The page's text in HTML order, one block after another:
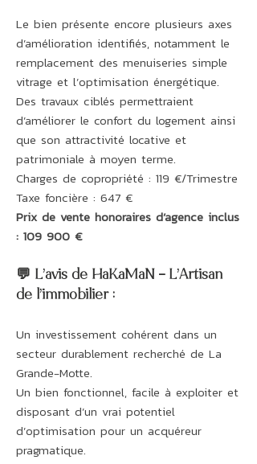
Le bien présente encore plusieurs axes
d’amélioration identifiés, notamment le
remplacement des menuiseries simple
vitrage et l’optimisation énergétique.
Des travaux ciblés permettraient
d’améliorer le confort du logement ainsi
que son attractivité locative et
patrimoniale à moyen terme.
Charges de copropriété : 119 €/Trimestre
Taxe foncière : 647 €
Prix de vente honoraires d’agence inclus
: 109 900 €
💬 L’avis de HaKaMaN – L’Artisan
de l’immobilier :
Un investissement cohérent dans un
secteur durablement recherché de La
Grande-Motte.
Un bien fonctionnel, facile à exploiter et
disposant d’un vrai potentiel
d’optimisation pour un acquéreur
pragmatique.